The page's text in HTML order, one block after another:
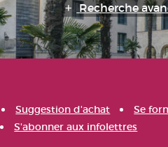
Recherche
Suggestion d'achat
Se
S'abonner aux infolettres